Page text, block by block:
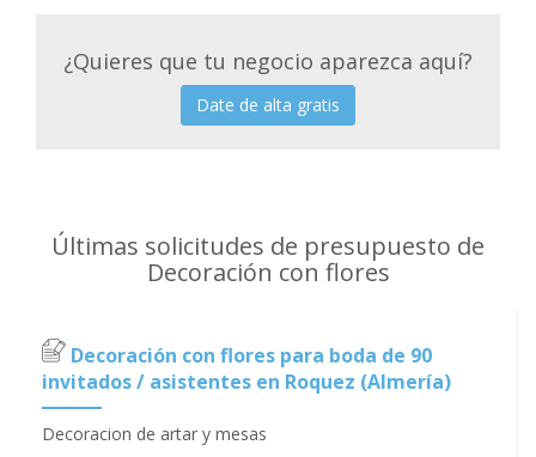
¿Quieres que tu negocio aparezca aquí?
Date de alta gratis
Últimas solicitudes de presupuesto de
Decoración con flores
Decoración con flores para boda de 90
invitados / asistentes en Roquez (Almería)
Decoracion de artar y mesas